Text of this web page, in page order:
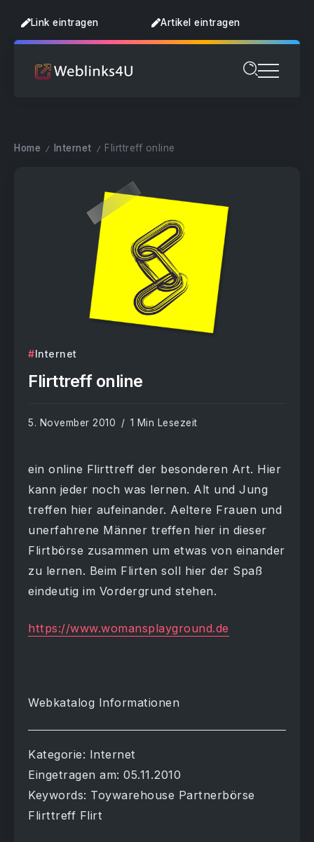
Link eintragen Artikel eintragen
Home / Internet / Flirttreff online
Internet
Flirttreff online
5. November 2010 1 Min Lesezeit
ein online Flirttreff der besonderen Art. Hier
kann jeder noch was lernen. Alt und Jung
treffen hier aufeinander. Aeltere Frauen und
unerfahrene Männer treffen hier in dieser
Flirtbörse zusammen um etwas von einander
zu lernen. Beim Flirten soll hier der Spaß
eindeutig im Vordergrund stehen.
https://www.womansplayground.de
Webkatalog Informationen
Kategorie: Internet
Eingetragen am: 05.11.2010
Keywords: Toywarehouse Partnerbörse
Flirttreff Flirt